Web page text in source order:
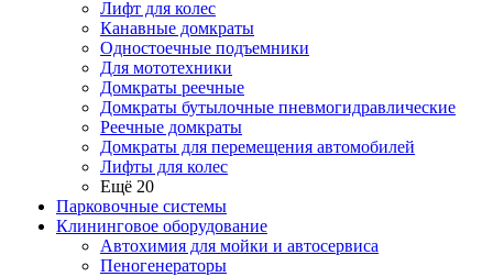
Лифт для колес
Канавные домкраты
Одностоечные подъемники
Для мототехники
Домкраты реечные
Домкраты бутылочные пневмогидравлические
Реечные домкраты
Домкраты для перемещения автомобилей
Лифты для колес
Ещё 20
Парковочные системы
Клининговое оборудование
Автохимия для мойки и автосервиса
Пеногенераторы